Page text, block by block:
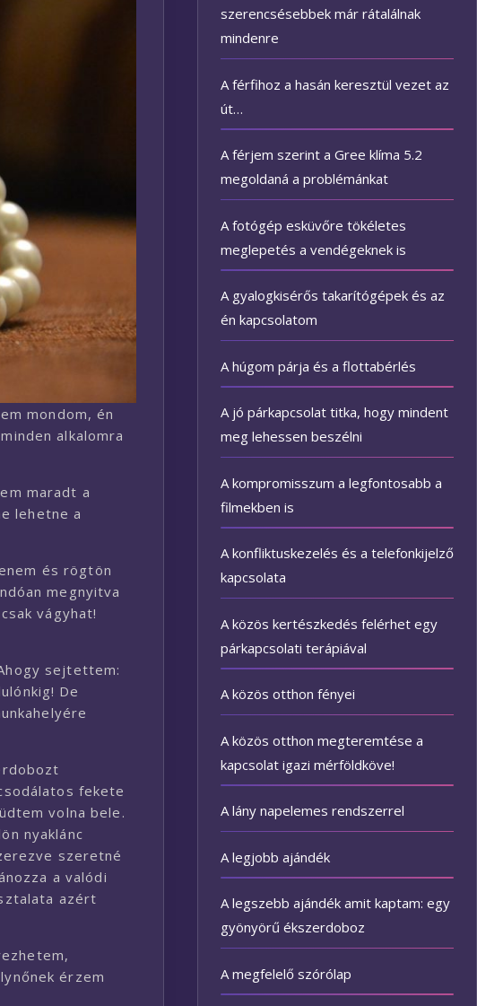
mondom, én
alkalomra
maradt a
lehetne a
és rögtön
megnyitva
vágyhat!
sejtettem:
De
fekete
volna bele.
nyaklánc
szeretné
a valódi
azért
érzem
szerencsésebbek már rátalálnak
mindenre
A férfihoz a hasán keresztül vezet az
út…
A férjem szerint a Gree klíma 5.2
megoldaná a problémánkat
A fotógép esküvőre tökéletes
meglepetés a vendégeknek is
A gyalogkisérős takarítógépek és az
én kapcsolatom
A húgom párja és a flottabérlés
A jó párkapcsolat titka, hogy mindent
meg lehessen beszélni
A kompromisszum a legfontosabb a
filmekben is
A konfliktuskezelés és a telefonkijelző
kapcsolata
A közös kertészkedés felérhet egy
párkapcsolati terápiával
A közös otthon fényei
A közös otthon megteremtése a
kapcsolat igazi mérföldköve!
A lány napelemes rendszerrel
A legjobb ajándék
A legszebb ajándék amit kaptam: egy
gyönyörű ékszerdoboz
A megfelelő szórólap